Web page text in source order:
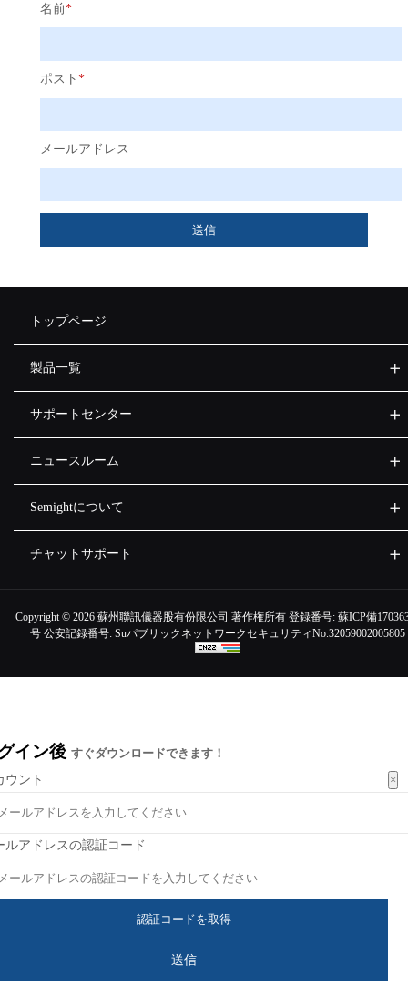
名前*
ポスト *
メールアドレス
送信
トップページ
製品一覧
サポートセンター
ニュースルーム
Semightについて
チャットサポート
Copyright © 2026 蘇州聯訊儀器股有份限公司 著作権所有 登録番号: 蘇ICP備
号 公安記録番号: SuパブリックネットワークセキュリティNo.32059002005805
×
イン後すぐダウンロードできます！
ウント
ルアドレスの認証コード
送信